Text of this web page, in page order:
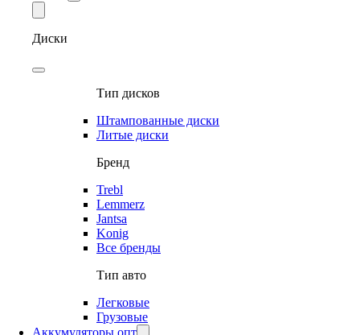
Диски
Тип дисков
Штампованные диски
Литые диски
Бренд
Trebl
Lemmerz
Jantsa
Konig
Все бренды
Тип авто
Легковые
Грузовые
Аккумуляторы опт